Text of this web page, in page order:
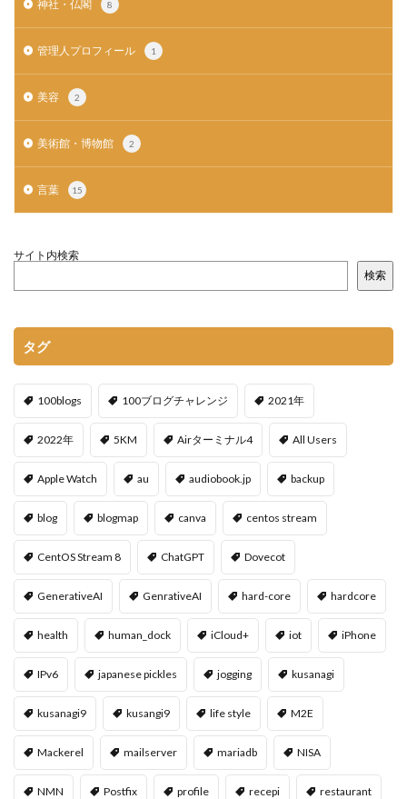
神社・仏閣 8
管理人プロフィール 1
美容 2
美術館・博物館 2
言葉 15
サイト内検索
検索
タグ
100blogs 100ブログチャレンジ 2021年
2022年 5KM Airターミナル4 All Users
Apple Watch au audiobook.jp backup
blog blogmap canva centos stream
CentOS Stream 8 ChatGPT Dovecot
GenerativeAI GenrativeAI hard-core hardcore
health human_dock iCloud+ iot iPhone
IPv6 japanese pickles jogging kusanagi
kusanagi9 kusangi9 life style M2E
Mackerel mailserver mariadb NISA
NMN Postfix profile recepi restaurant